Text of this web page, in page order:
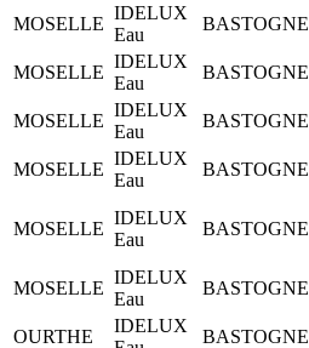
MOSELLE
IDELUX
Eau
BASTOGNE
MOSELLE
IDELUX
Eau
BASTOGNE
MOSELLE
IDELUX
Eau
BASTOGNE
MOSELLE
IDELUX
Eau
BASTOGNE
MOSELLE
IDELUX
Eau
BASTOGNE
MOSELLE
IDELUX
Eau
BASTOGNE
OURTHE
IDELUX
BASTOGNE